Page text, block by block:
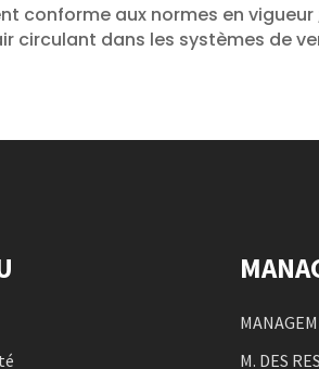
conforme aux normes en vigueur
circulant dans les systèmes de
M. DES